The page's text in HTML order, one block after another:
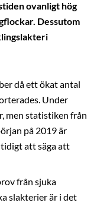
ovanligt hög
Dessutom
då ett ökat antal
Under
men statistiken från
på 2019 är
att säga att
från sjuka
slakterier är i det